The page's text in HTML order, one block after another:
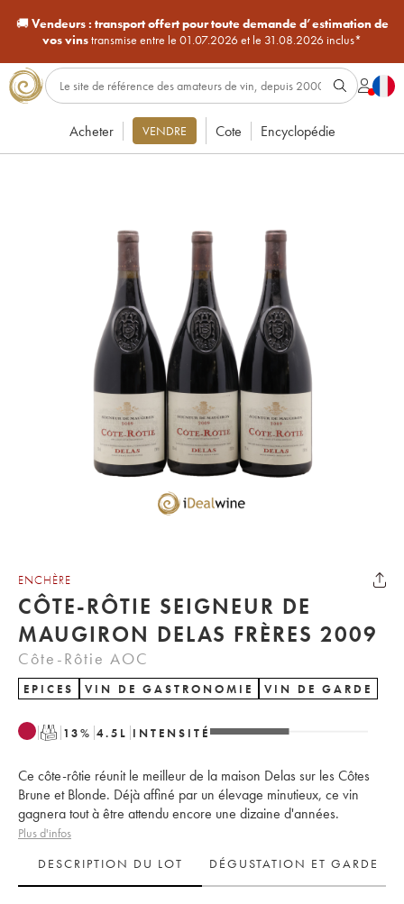
🚚Vendeurs : transport offert pour toute demande d’estimation de
vos vinstransmise entre le 01.07.2026 et le 31.08.2026 inclus*
Acheter VENDRE Cote Encyclopédie
ENCHÈRE
CÔTE-RÔTIE SEIGNEUR DE
MAUGIRON DELAS FRÈRES 2009
Côte-Rôtie AOC
EPICES VIN DE GASTRONOMIE VIN DE GARDE
T 13% 4.5 L INTENSITÉ
Ce côte-rôtie réunit le meilleur de la maison Delas sur les Côtes
Brune et Blonde. Déjà affiné par un élevage minutieux, ce vin
gagnera tout à être attendu encore une dizaine d'années.
Plus d'infos
DESCRIPTION DU LOT
DÉGUSTATION ET GARDE